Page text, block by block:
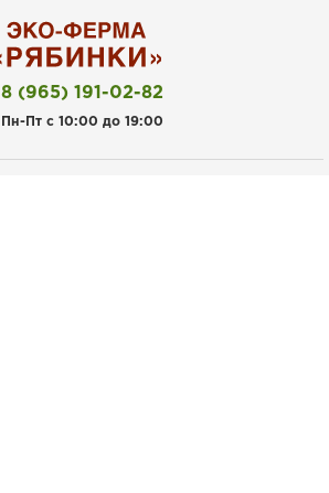
8 (965) 191-02-82
Пн-Пт с 10:00 до 19:00